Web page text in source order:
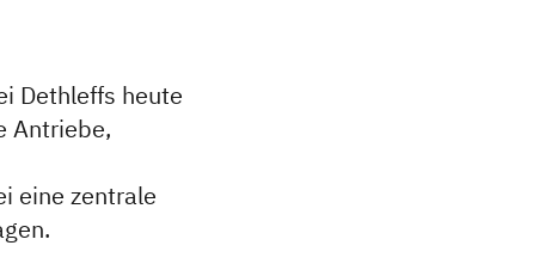
Dethleffs heute
Antriebe,
eine zentrale